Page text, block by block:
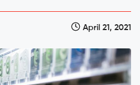
April 21, 2021